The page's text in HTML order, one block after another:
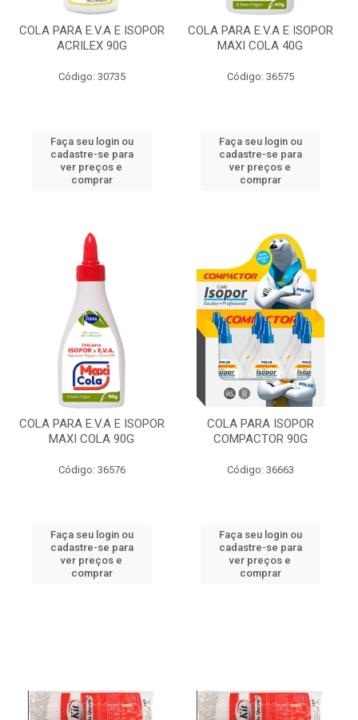
COLA PARA E.V.A E ISOPOR
ACRILEX 90G
Código: 30735
Faça seu login ou
cadastre-se para
ver preços e
comprar
COLA PARA E.V.A E ISOPOR
MAXI COLA 40G
Código: 36575
Faça seu login ou
cadastre-se para
ver preços e
comprar
COLA PARA E.V.A E ISOPOR
MAXI COLA 90G
Código: 36576
Faça seu login ou
cadastre-se para
ver preços e
comprar
COLA PARA ISOPOR
COMPACTOR 90G
Código: 36663
Faça seu login ou
cadastre-se para
ver preços e
comprar